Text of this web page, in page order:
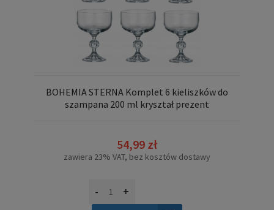
BOHEMIA STERNA Komplet 6 kieliszków do
szampana 200 ml kryształ prezent
54,99 zł
zawiera 23% VAT, bez kosztów dostawy
- +